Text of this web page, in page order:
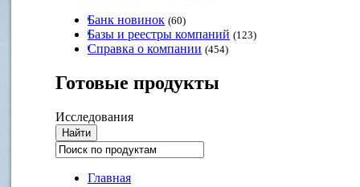
Банк новинок (60)
Базы и реестры компаний (123)
Справка о компании (454)
Готовые продукты
Исследования
Главная